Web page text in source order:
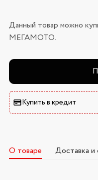
Данный товар можно
МЕГАМОТО.
Купить в кредит
О товаре Доставка и